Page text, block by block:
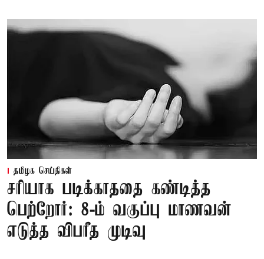
தமிழக செய்திகள்
சரியாக படிக்காததை கண்டித்த
பெற்றோர்: 8-ம் வகுப்பு மாணவன்
எடுத்த விபரீத முடிவு